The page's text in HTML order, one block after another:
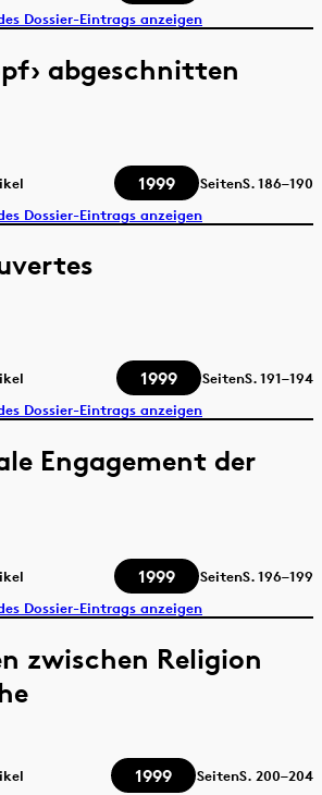
Dossier-Eintrags anzeigen
abgeschnitten
1999 SeitenS.186–190
Dossier-Eintrags anzeigen
1999 SeitenS.191–194
Dossier-Eintrags anzeigen
Engagement der
1999 SeitenS.196–199
Dossier-Eintrags anzeigen
zwischen Religion
1999 SeitenS. 200–204